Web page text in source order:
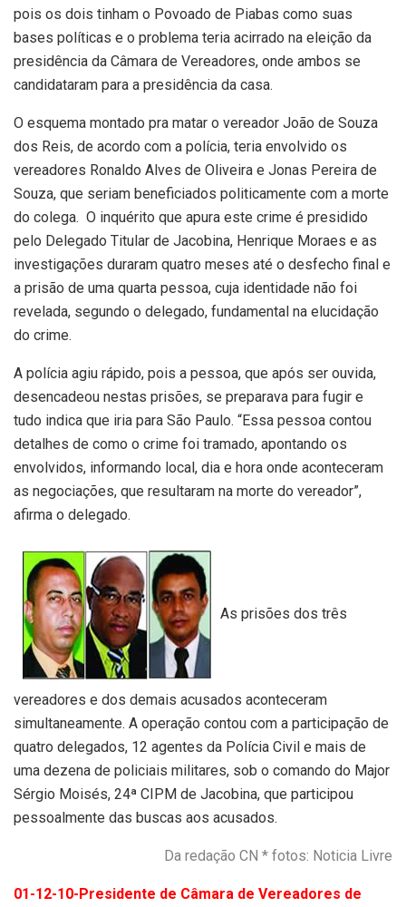
pois os dois tinham o Povoado de Piabas como suas
bases políticas e o problema teria acirrado na eleição da
presidência da Câmara de Vereadores, onde ambos se
candidataram para a presidência da casa.
O esquema montado pra matar o vereador João de Souza
dos Reis, de acordo com a polícia, teria envolvido os
vereadores Ronaldo Alves de Oliveira e Jonas Pereira de
Souza, que seriam beneficiados politicamente com a morte
do colega. O inquérito que apura este crime é presidido
pelo Delegado Titular de Jacobina, Henrique Moraes e as
investigações duraram quatro meses até o desfecho final e
a prisão de uma quarta pessoa, cuja identidade não foi
revelada, segundo o delegado, fundamental na elucidação
do crime.
A polícia agiu rápido, pois a pessoa, que após ser ouvida,
desencadeou nestas prisões, se preparava para fugir e
tudo indica que iria para São Paulo. “Essa pessoa contou
detalhes de como o crime foi tramado, apontando os
envolvidos, informando local, dia e hora onde aconteceram
as negociações, que resultaram na morte do vereador”,
afirma o delegado.
As prisões dos três
vereadores e dos demais acusados aconteceram
simultaneamente. A operação contou com a participação de
quatro delegados, 12 agentes da Polícia Civil e mais de
uma dezena de policiais militares, sob o comando do Major
Sérgio Moisés, 24ª CIPM de Jacobina, que participou
pessoalmente das buscas aos acusados.
Da redação CN * fotos: Noticia Livre
01-12-10-Presidente de Câmara de Vereadores de